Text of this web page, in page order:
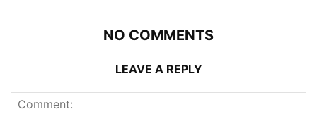
NO COMMENTS
LEAVE A REPLY